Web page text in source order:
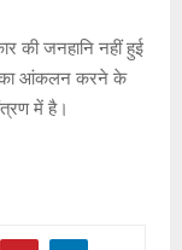
की जनहानि नहीं हुई
का आंकलन करने के
में है।